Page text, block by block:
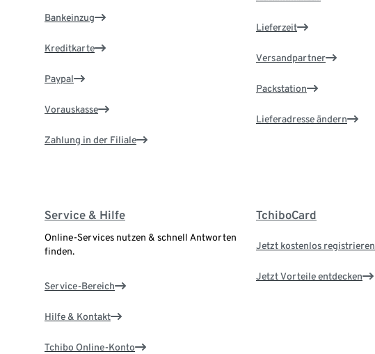
Bankeinzug
Kreditkarte
Paypal
Vorauskasse
Zahlung in der Filiale
Lieferzeit
Versandpartner
Packstation
Lieferadresse ändern
Service & Hilfe
Online-Services nutzen & schnell Antworten
finden.
Service-Bereich
Hilfe & Kontakt
Tchibo Online-Konto
TchiboCard
Jetzt kostenlos registrieren
Jetzt Vorteile entdecken